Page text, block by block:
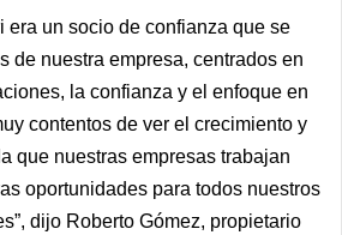
era un socio de confianza que se
de nuestra empresa, centrados en
la confianza y el enfoque en
contentos de ver el crecimiento y
que nuestras empresas trabajan
oportunidades para todos nuestros
dijo Roberto Gómez, propietario